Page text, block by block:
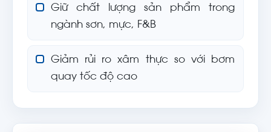
Giữ chất lượng sản phẩm trong
ngành sơn, mực, F&B
Giảm rủi ro xâm thực so với bơm
quay tốc độ cao